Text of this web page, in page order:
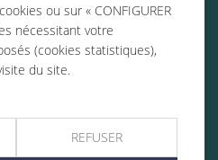
ou sur « CONFIGURER
nécessitant votre
(cookies statistiques),
du site.
REFUSER